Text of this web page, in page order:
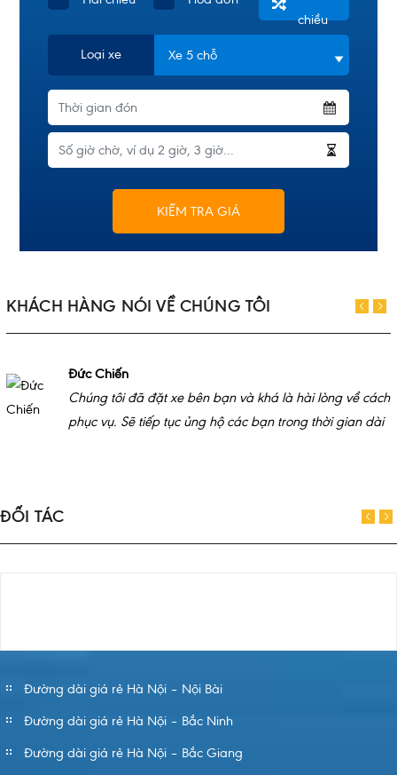
chiều
Loại xe
KIỂM TRA GIÁ
KHÁCH HÀNG NÓI VỀ CHÚNG TÔI
Đức Chiến
Chúng tôi đã đặt xe bên bạn và khá là hài lòng về cách
phục vụ. Sẽ tiếp tục ủng hộ các bạn trong thời gian dài
ĐỐI TÁC
Đường dài giá rẻ Hà Nội – Nội Bài
Đường dài giá rẻ Hà Nội – Bắc Ninh
Đường dài giá rẻ Hà Nội – Bắc Giang